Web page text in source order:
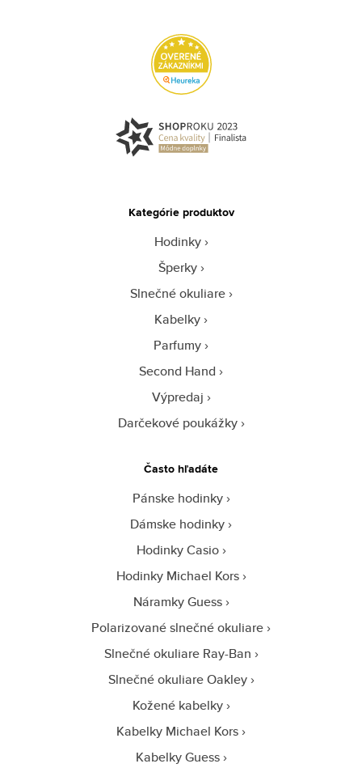
Kategórie produktov
Hodinky
Šperky
Slnečné okuliare
Kabelky
Parfumy
Second Hand
Výpredaj
Darčekové poukážky
Často hľadáte
Pánske hodinky
Dámske hodinky
Hodinky Casio
Hodinky Michael Kors
Náramky Guess
Polarizované slnečné okuliare
Slnečné okuliare Ray-Ban
Slnečné okuliare Oakley
Kožené kabelky
Kabelky Michael Kors
Kabelky Guess